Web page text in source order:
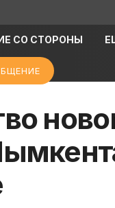
СО СТОРОНЫ